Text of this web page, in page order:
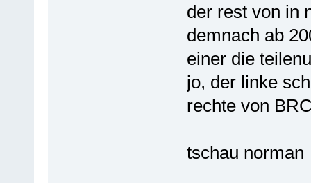
der rest von in
demnach ab
einer die
jo, der linke
rechte von
tschau norman